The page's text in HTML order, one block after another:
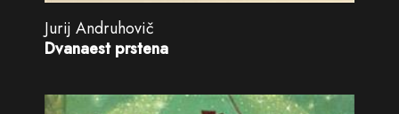
Jurij Andruhovič
Dvanaest prstena